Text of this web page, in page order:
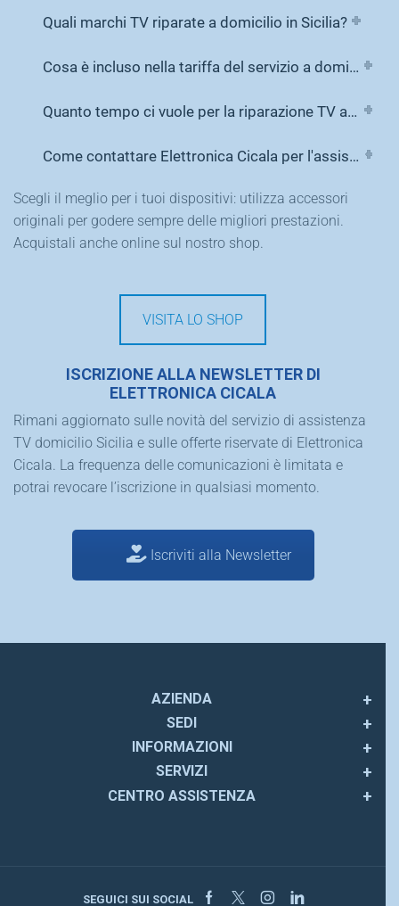
Quali marchi TV riparate a domicilio in Sicilia?
Cosa è incluso nella tariffa del servizio a domicilio?
Quanto tempo ci vuole per la riparazione TV a domicilio?
Come contattare Elettronica Cicala per l'assistenza TV domicilio Sicilia?
Scegli il meglio per i tuoi dispositivi: utilizza accessori
originali per godere sempre delle migliori prestazioni.
Acquistali anche online sul nostro shop.
VISITA LO SHOP
ISCRIZIONE ALLA NEWSLETTER DI
ELETTRONICA CICALA
Rimani aggiornato sulle novità del servizio di assistenza
TV domicilio Sicilia e sulle offerte riservate di Elettronica
Cicala. La frequenza delle comunicazioni è limitata e
potrai revocare l’iscrizione in qualsiasi momento.
Iscriviti alla Newsletter
AZIENDA
SEDI
INFORMAZIONI
SERVIZI
CENTRO ASSISTENZA
SEGUICI SUI SOCIAL Facebook
TwitterInstagram
Linkedin